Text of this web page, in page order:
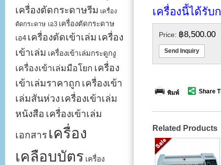
เครื่องนี้ได้รับ
Price: ฿8,500.00
Send Inquiry
พิมพ์ Share
Related Products
เครื่องตัดกระดาษรีม เครื่อง
ตัดกระดาษ เอ3 เครื่องตัดกระดาษ
เอ4 เครื่องตัดเข้าเล่ม เครื่อง
เข้าเล่ม เครื่องเข้าเล่มกระดูกงู
เครื่องเข้าเล่มมือโยก เครื่อง
เข้าเล่มราคาถูก เครื่องเข้า
เล่มสันห่วง เครื่องเข้าเล่ม
หนังสือ เครื่องเข้าเล่ม
เอกสาร เครื่อง
เคลือบบัตร เครื่อง